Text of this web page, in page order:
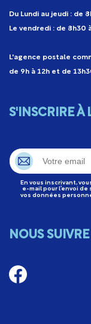
Du Lundi au jeudi : de
Le vendredi : de 8h30
L'agence postale
de 9h à 12h et de
S'INSCRIRE À
En vous inscrivant,
e-mail pour l’envoi
vos données
NOUS SUIVRE